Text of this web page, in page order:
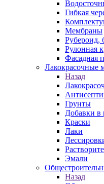
Гибкая
Мембраны
Рубероид,
Рулонная
Фасадная
Лакокрасочные
Назад
Грунты
Добавки в
Краски
Лаки
Эмали
Назад